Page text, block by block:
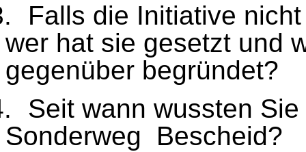
Falls die Initiative
wer hat sie gesetzt und
gegenüber begründet?
Seit wann wussten
Sonderweg Bescheid?